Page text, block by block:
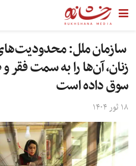
سازمان ملل:
زنان، آن‌ها را به سمت فقر
سوق داده است
۱۸ ثور ۱۴۰۴